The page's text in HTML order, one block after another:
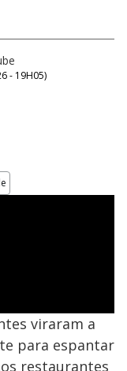
- 19H05)
viraram a
para espantar
restaurantes